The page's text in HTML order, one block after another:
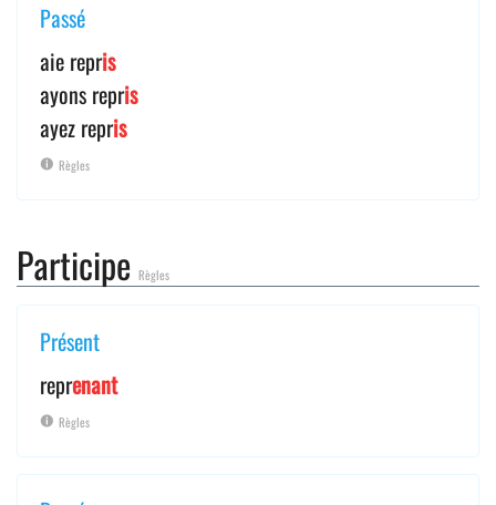
Passé
aie repris
ayons repris
ayez repris
Règles
Participe Règles
Présent
reprenant
Règles